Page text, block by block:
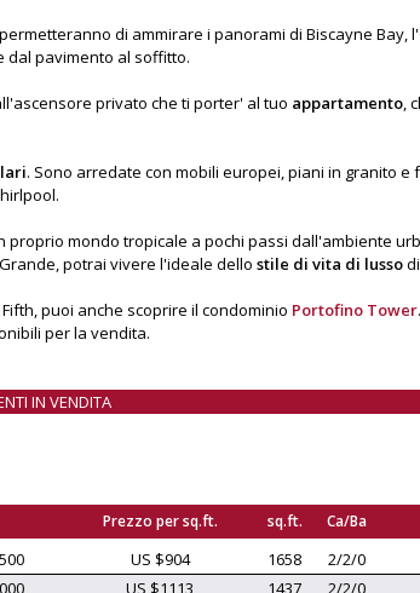
di ammirare i panorami di Biscayne Bay,
dal pavimento al soffitto.
privato che ti porter' al tuo appartamento,
. Sono arredate con mobili europei, piani in granito
mondo tropicale a pochi passi dall'ambiente
potrai vivere l'ideale dello stile di vita di lusso
puoi anche scoprire il condominio Portofino Tower
per la vendita.
IN VENDITA
Prezzo per sq.ft. sq.ft. Ca/Ba
US $904 1658 2/2/0
US $1113 1437 2/2/0